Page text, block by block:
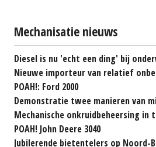
Mechanisatie nieuws
Diesel is nu 'echt een ding' bij
Nieuwe importeur van relatief
POAH!: Ford 2000
Demonstratie twee manieren van
Mechanische onkruidbeheersing in
POAH! John Deere 3040
Jubilerende bietentelers op Noord-